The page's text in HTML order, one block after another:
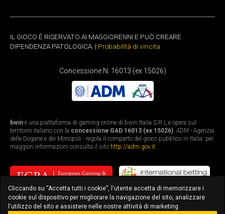
IL GIOCO È RISERVATO AI MAGGIORENNI E PUÒ CREARE
DIPENDENZA PATOLOGICA. | Probabilità di vincita
Concessione N. 16013 (ex 15026)
bwin è una piattaforma di gaming online di bwin Italia S.R.L e opera sul
territorio italiano con la concessione GAD 16013 (ex 15026). ADM - Agenzia
delle Dogane e dei Monopoli - regola il comparto del gioco pubblico in Italia: per
maggiori informazioni consulta il sito http://adm.gov.it
Cliccando su “Accetta tutti i cookie”, l'utente accetta di memorizzare i
cookie sul dispositivo per migliorare la navigazione del sito, analizzare
l'utilizzo del sito e assistere nelle nostre attività di marketing.